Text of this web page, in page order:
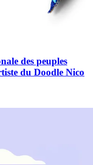
des peuples
du Doodle Nico